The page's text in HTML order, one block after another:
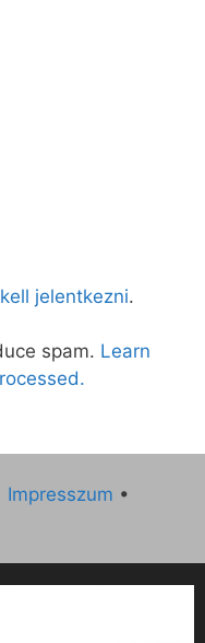
jelentkezni.
spam. Learn
Impresszum •